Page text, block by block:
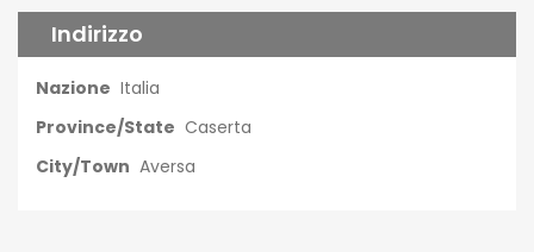
Indirizzo
Nazione Italia
Province/State Caserta
City/Town Aversa